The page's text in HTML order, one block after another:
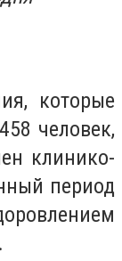
которые
человек,
клинико-
период